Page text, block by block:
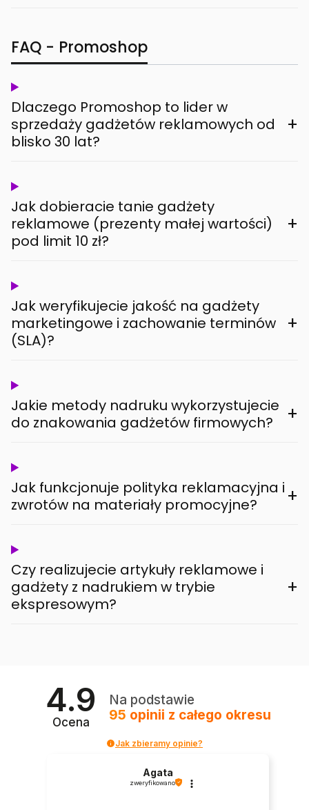
FAQ - Promoshop
Dlaczego Promoshop to lider w
sprzedaży gadżetów reklamowych od
blisko 30 lat?
+
Jak dobieracie tanie gadżety
reklamowe (prezenty małej wartości)
pod limit 10 zł?
+
Jak weryfikujecie jakość na gadżety
marketingowe i zachowanie terminów
(SLA)?
+
Jakie metody nadruku wykorzystujecie
do znakowania gadżetów firmowych?
+
Jak funkcjonuje polityka reklamacyjna i
zwrotów na materiały promocyjne?
+
Czy realizujecie artykuły reklamowe i
gadżety z nadrukiem w trybie
ekspresowym?
+
4.9
Ocena
Na podstawie
95 opinii z całego okresu
Jak zbieramy opinie?
Agata
zweryfikowano